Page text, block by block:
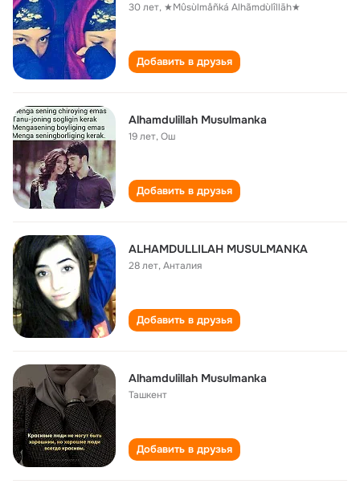
30 лет, ★Mûsùlmåñká Alhãmdùlîllāh★
Добавить в друзья
Alhamdulillah Musulmanka
19 лет,Ош
Добавить в друзья
ALHAMDULLILAH MUSULMANKA
28 лет,Анталия
Добавить в друзья
Alhamdulillah Musulmanka
Ташкент
Добавить в друзья